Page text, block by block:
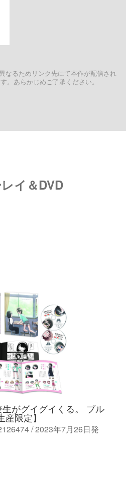
なるためリンク先にて本作が配信され
。あらかじめご了承ください。
イ＆DVD
がグイグイくる。 ブル
産限定】
/ 2023年7月26日発